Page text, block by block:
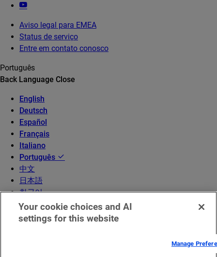
Aviso legal para EMEA
Status de serviço
Entre em contato conosco
Português
Back Language Close
English
Deutsch
Español
Français
Italiano
Português
中文
日本語
한국어
Your cookie choices and AI
settings for this website
Manage